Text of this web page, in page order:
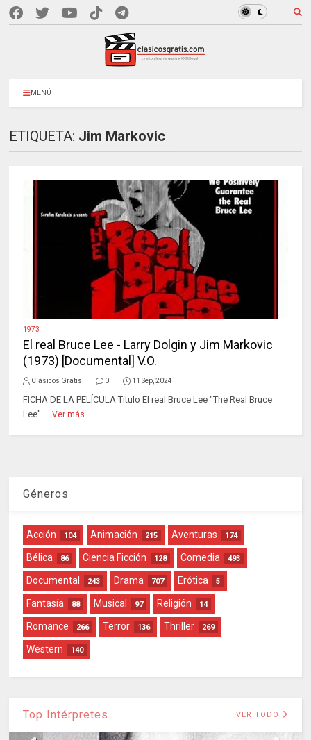
MENÚ
ETIQUETA: Jim Markovic
1973
El real Bruce Lee - Larry Dolgin y Jim Markovic
(1973) [Documental] V.O.
Clásicos Gratis 0 11 Sep, 2024
FICHA DE LA PELÍCULA Título El real Bruce Lee "The Real Bruce
Lee" ... Ver más
Géneros
Acción 104 Animación 215 Aventuras 174
Bélica 86 Ciencia Ficción 128 Comedia 493
Documental 243 Drama 707 Erótica 5
Fantasía 88 Musical 97 Religión 14
Romance 266 Terror 136 Thriller 269
Western 140
Top Intérpretes VER TODO